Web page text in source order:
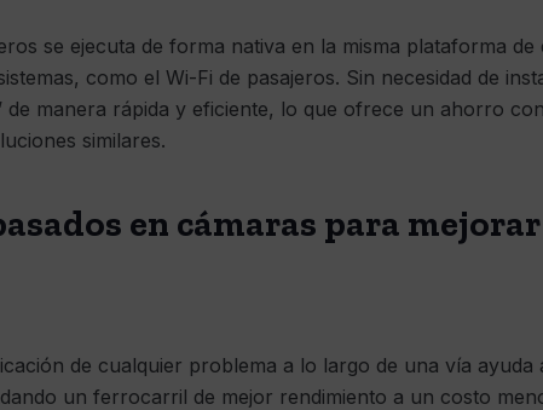
se ejecuta de forma nativa en la misma plataforma
como el Wi-Fi de pasajeros. Sin necesidad de
de manera rápida y eficiente, lo que ofrece un ahorro
similares.
​​en cámaras para
de cualquier problema a lo largo de una vía ayuda
un ferrocarril de mejor rendimiento a un costo